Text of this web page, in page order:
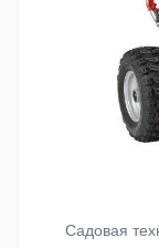
Садовая